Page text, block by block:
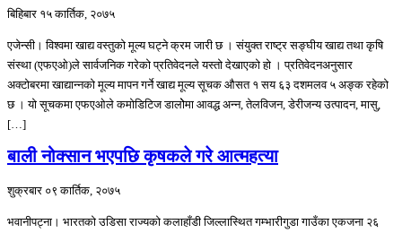
बिहिबार १५ कार्तिक, २०७५
एजेन्सी। विश्वमा खाद्य वस्तुको मूल्य घट्ने क्रम जारी छ । संयुक्त राष्ट्र सङ्घीय खाद्य तथा कृषि
संस्था (एफएओ)ले सार्वजनिक गरेको प्रतिवेदनले यस्तो देखाएको हो । प्रतिवेदनअनुसार
अक्टोबरमा खाद्यान्नको मूल्य मापन गर्ने खाद्य मूल्य सूचक औसत १ सय ६३ दशमलव ५ अङ्क रहेको
छ । यो सूचकमा एफएओले कमोडिटिज डालोेमा आवद्ध अन्न, तेलविजन, डेरीजन्य उत्पादन, मासु,
[…]
बाली नोक्सान भएपछि कृषकले गरे आत्महत्या
शुक्रबार ०९ कार्तिक, २०७५
भवानीपट्ना। भारतको उडिसा राज्यको कलाहाँडी जिल्लास्थित गम्भारीगुडा गाउँका एकजना २६